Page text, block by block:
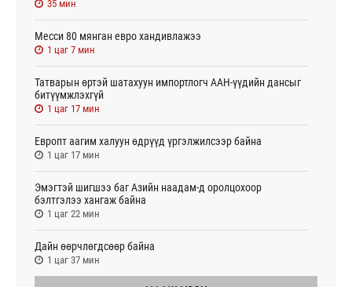
35 мин
Месси 80 мянган евро хандивлажээ
1 цаг 7 мин
Татварын өртэй шатахуун импортлогч ААН-үүдийн дансыг
битүүмжлэхгүй
1 цаг 17 мин
Европт аагим халуун өдрүүд үргэлжилсээр байна
1 цаг 17 мин
Эмэгтэй шигшээ баг Азийн наадам-д оролцохоор
бэлтгэлээ хангаж байна
1 цаг 22 мин
Дайн өөрчлөгдсөөр байна
1 цаг 37 мин